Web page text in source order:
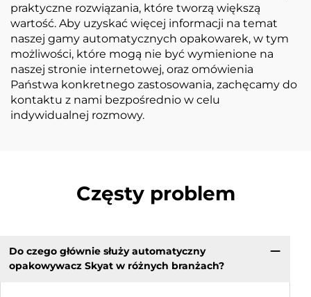
praktyczne rozwiązania, które tworzą większą
wartość. Aby uzyskać więcej informacji na temat
naszej gamy automatycznych opakowarek, w tym
możliwości, które mogą nie być wymienione na
naszej stronie internetowej, oraz omówienia
Państwa konkretnego zastosowania, zachęcamy do
kontaktu z nami bezpośrednio w celu
indywidualnej rozmowy.
Częsty problem
Do czego głównie służy automatyczny
opakowywacz Skyat w różnych branżach?